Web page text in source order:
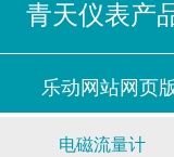
青天仪表产
电磁流量计